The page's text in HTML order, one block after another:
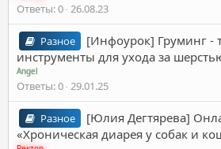
Ответы 0 26.08.23
Разное
[Инфоурок] Груминг -
инструменты для ухода за
Angel
Ответы 0 29.01.25
Разное
[Юлия Дегтярева]
«Хроническая диарея у собак и